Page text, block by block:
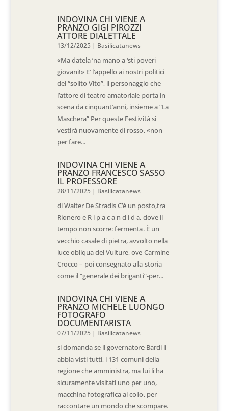
INDOVINA CHI VIENE A
PRANZO GIGI PIROZZI
ATTORE DIALETTALE
13/12/2025 | Basilicatanews
«Ma datela ‘na mano a ‘sti poveri
giovani!» E’ l’appello ai nostri politici
del “solito Vito”, il personaggio che
l’attore di teatro amatoriale porta in
scena da cinquant’anni, insieme a “La
Maschera” Per queste Festività si
vestirà nuovamente di rosso, «non
per fare...
INDOVINA CHI VIENE A
PRANZO FRANCESCO SASSO
IL PROFESSORE
28/11/2025 | Basilicatanews
di Walter De Stradis C’è un posto,tra
Rionero e R i p a c a n d i d a, dove il
tempo non scorre: fermenta. È un
vecchio casale di pietra, avvolto nella
luce obliqua del Vulture, ove Carmine
Crocco – poi consegnato alla storia
come il “generale dei briganti”-per...
INDOVINA CHI VIENE A
PRANZO MICHELE LUONGO
FOTOGRAFO
DOCUMENTARISTA
07/11/2025 | Basilicatanews
si domanda se il governatore Bardi li
abbia visti tutti, i 131 comuni della
regione che amministra, ma lui li ha
sicuramente visitati uno per uno,
macchina fotografica al collo, per
raccontare un mondo che scompare.